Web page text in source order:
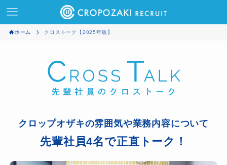
ホーム クロストーク【2025年版】
クロップオザキの雰囲気や業務内容について
先輩社員4名で正直トーク！